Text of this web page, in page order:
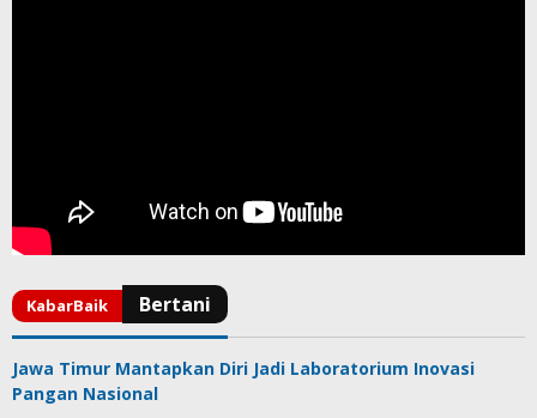
Jawa Timur Mantapkan Diri Jadi Laboratorium Inovasi
Pangan Nasional